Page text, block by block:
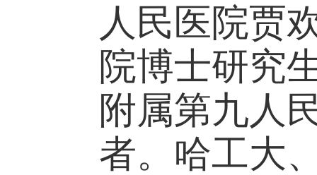
人民医院贾
院博士研究
附属第九人
者。哈工大